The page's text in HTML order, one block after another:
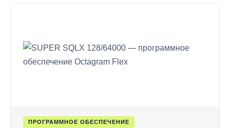
ПРОГРАММНОЕ ОБЕСПЕЧЕНИЕ